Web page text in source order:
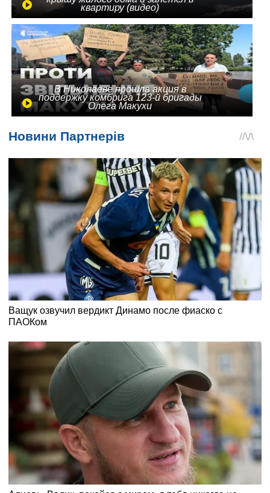
квартиру (видео)
В Николаеве прошла акция в
поддержку комбрига 123-й бригады
Олега Макухи